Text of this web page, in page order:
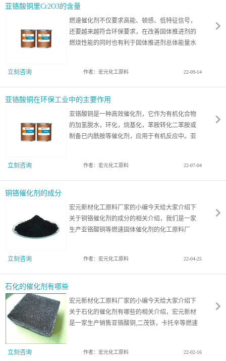
亚铬酸铜里Cr2O3的含量
燃速催化剂不仅要求高能、顿感、低特征信号，
还要越来越符合环保要求，在改善固体推进剂的
燃烧性能的同时也有利于固体推进剂总体能量水
是一种能满足这些要求的燃速催化剂。
立刻咨询 作者：宏元化工原料 22-09-14
亚铬酸铜在环保工业中的主要作用
亚铬酸铜是一种高效催化剂，它作为有机化合物
的加氢脱水，环化，烷基化，苯胺转化二苯胺或
制备已内酰胺等催化剂，应用于有机反应中。亚
的燃速催化剂，应用于各种复合固体推进剂中，
在航天科工工业方面。
立刻咨询 作者：宏元化工原料 22-07-04
铜铬催化剂的成分
宏元新材化工原料厂家的小编今天给大家介绍下
关于铜铬催化剂的成分的相关介绍，我们是一家
生产亚铬酸铜等燃速固体催化剂的化工原料厂
立刻咨询
作者：宏元化工原料 22-04-25
石化的催化剂有哪些
宏元新材化工原料厂家的小编今天给大家介绍下
关于石化的催化剂有哪些的相关介绍，宏元新材
是一家生产销售亚铬酸铜,二茂铁，卡托辛等燃速
石化催化剂？一起来看看吧！
立刻咨询 作者：宏元化工原料 22-02-16